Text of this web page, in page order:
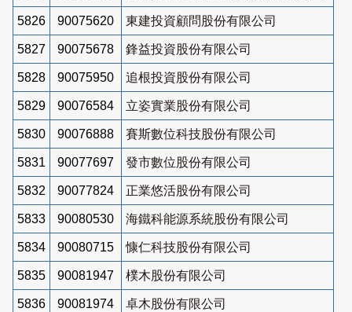
5826 90075620 東建投資顧問股份有限公司
5827 90075678 鋒益投資股份有限公司
5828 90075950 追根投資股份有限公司
5829 90076584 立姿實業股份有限公司
5830 90076888 賽斯數位科技股份有限公司
5831 90077697 發市數位股份有限公司
5832 90077824 正業悠活股份有限公司
5833 90080530 海鐵科能源系統股份有限公司
5834 90080715 慷仁科技股份有限公司
5835 90081947 樸木股份有限公司
5836 90081974 卓木股份有限公司